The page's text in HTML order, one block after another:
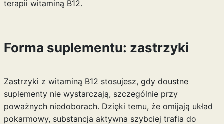
terapii witaminą B12.
Forma suplementu: zastrzyki
Zastrzyki z witaminą B12 stosujesz, gdy doustne
suplementy nie wystarczają, szczególnie przy
poważnych niedoborach. Dzięki temu, że omijają układ
pokarmowy, substancja aktywna szybciej trafia do